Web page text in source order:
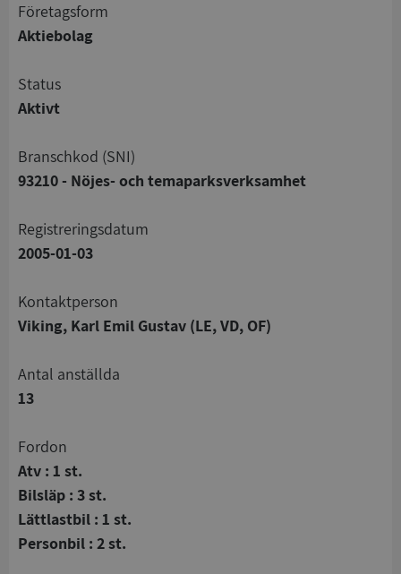
företagsform
Aktiebolag
status
Aktivt
branschkod (SNI)
93210 - Nöjes- och temaparksverksamhet
registreringsdatum
2005-01-03
Kontaktperson
Viking, Karl Emil Gustav (LE, VD, OF)
Antal anställda
13
Fordon
Atv : 1 st.
Bilsläp : 3 st.
Lättlastbil : 1 st.
Personbil : 2 st.